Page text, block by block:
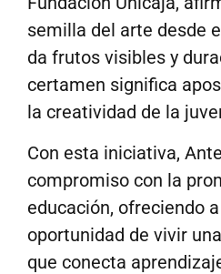
semilla del arte desde
da frutos visibles y
certamen significa
la creatividad de la
Con esta iniciativa,
compromiso con la
educación, ofreciendo
oportunidad de vivir
que conecta